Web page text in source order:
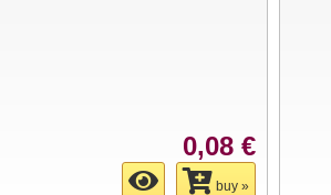
0,08 €
buy »